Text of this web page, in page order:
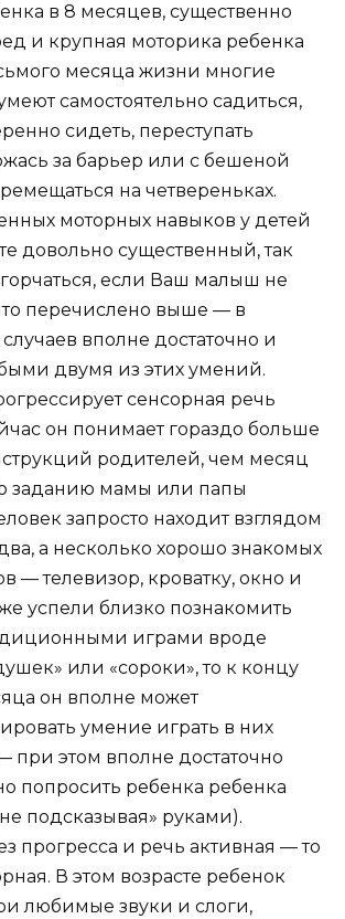
в 8 месяцев, существенно
и крупная моторика ребенка
месяца жизни многие
самостоятельно садиться,
сидеть, переступать
за барьер или с бешеной
на четвереньках.
моторных навыков у детей
довольно существенный, так
если Ваш малыш не
перечислено выше — в
вполне достаточно и
двумя из этих умений.
сенсорная речь
он понимает гораздо больше
родителей, чем месяц
заданию мамы или папы
запросто находит взглядом
а несколько хорошо знакомых
— телевизор, кроватку, окно и
успели близко познакомить
играми вроде
или «сороки», то к концу
он вполне может
умение играть в них
при этом вполне достаточно
попросить ребенка ребенка
подсказывая» руками).
прогресса и речь активная — то
В этом возрасте ребенок
любимые звуки и слоги,